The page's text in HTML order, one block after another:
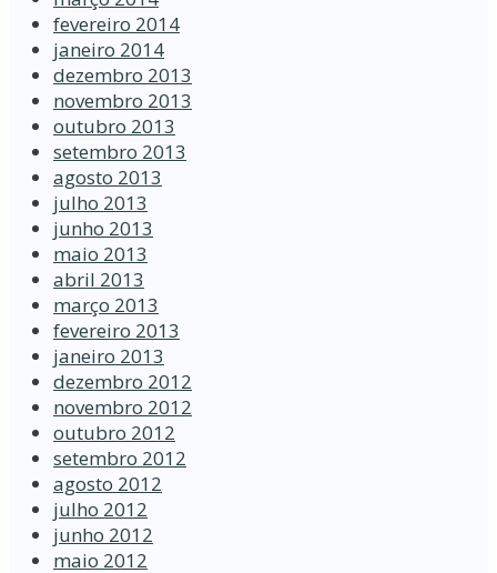
fevereiro 2014
janeiro 2014
dezembro 2013
novembro 2013
outubro 2013
setembro 2013
agosto 2013
julho 2013
junho 2013
maio 2013
abril 2013
março 2013
fevereiro 2013
janeiro 2013
dezembro 2012
novembro 2012
outubro 2012
setembro 2012
agosto 2012
julho 2012
junho 2012
maio 2012